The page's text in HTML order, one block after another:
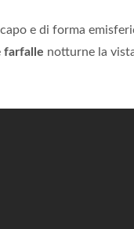
e di forma
farfalle notturne la